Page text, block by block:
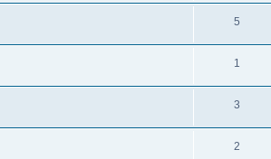
5
1
3
2